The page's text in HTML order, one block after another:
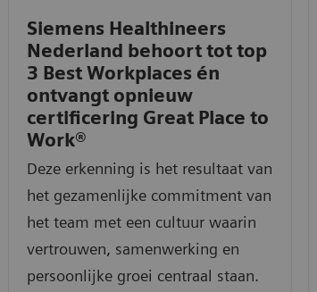
Siemens Healthineers
Nederland behoort tot top
3 Best Workplaces én
ontvangt opnieuw
certificering Great Place to
Work®
Deze erkenning is het resultaat van
het gezamenlijke commitment van
het team met een cultuur waarin
vertrouwen, samenwerking en
persoonlijke groei centraal staan.